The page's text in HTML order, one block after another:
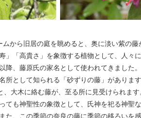
から旧居の庭を眺めると、奥に淡い紫の藤
」「高貴さ」を象徴する植物として、人々
、藤原氏の家名として使われてきました。
として知られる「砂ずりの藤」があります
大木に絡む藤が、至る所に見受けられます
も神聖性の象徴として、氏神を祀る神聖な
、この季節の奈良の藤に季節の移ろいを感